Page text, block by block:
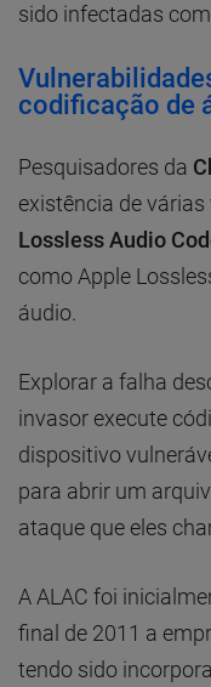
sido infectadas com
codificação de
Pesquisadores da
existência de
Lossless Audio
como Apple
áudio.
Explorar a falha
invasor execute
dispositivo
para abrir um
ataque que eles
A ALAC foi
final de 2011 a
tendo sido